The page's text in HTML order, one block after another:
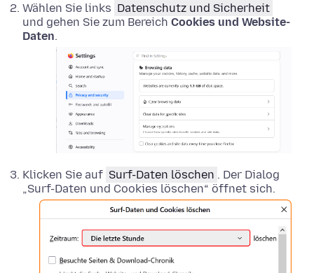
Wählen Sie links Datenschutz und Sicherheit
und gehen Sie zum Bereich Cookies und Website-
Daten.
Klicken Sie auf Surf-Daten löschen . Der Dialog
„Surf-Daten und Cookies löschen“ öffnet sich.